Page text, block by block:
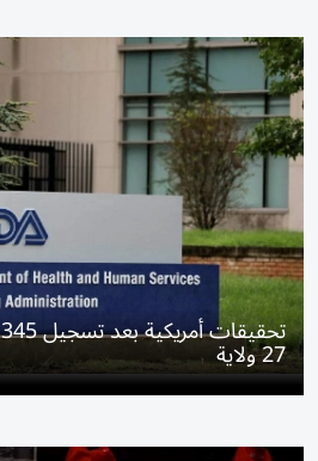
27 ولاية